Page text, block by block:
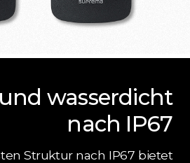
wasserdicht
nach IP67
Struktur nach IP67 bietet